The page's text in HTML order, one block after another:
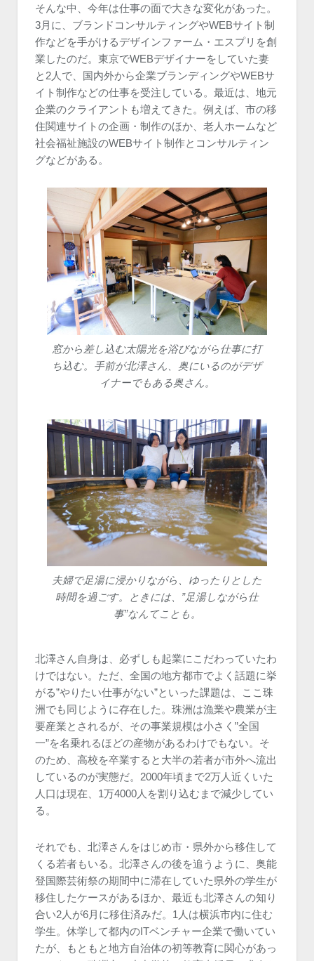
そんな中、今年は仕事の面で大きな変化があった。
3月に、ブランドコンサルティングやWEBサイト制
作などを手がけるデザインファーム・エスプリを創
業したのだ。東京でWEBデザイナーをしていた妻
と2人で、国内外から企業ブランディングやWEBサ
イト制作などの仕事を受注している。最近は、地元
企業のクライアントも増えてきた。例えば、市の移
住関連サイトの企画・制作のほか、老人ホームなど
社会福祉施設のWEBサイト制作とコンサルティン
グなどがある。
窓から差し込む太陽光を浴びながら仕事に打
ち込む。手前が北澤さん、奥にいるのがデザ
イナーでもある奥さん。
夫婦で足湯に浸かりながら、ゆったりとした
時間を過ごす。ときには、”足湯しながら仕
事”なんてことも。
北澤さん自身は、必ずしも起業にこだわっていたわ
けではない。ただ、全国の地方都市でよく話題に挙
がる”やりたい仕事がない”といった課題は、ここ珠
洲でも同じように存在した。珠洲は漁業や農業が主
要産業とされるが、その事業規模は小さく”全国
一”を名乗れるほどの産物があるわけでもない。そ
のため、高校を卒業すると大半の若者が市外へ流出
しているのが実態だ。2000年頃まで2万人近くいた
人口は現在、1万4000人を割り込むまで減少してい
る。
それでも、北澤さんをはじめ市・県外から移住して
くる若者もいる。北澤さんの後を追うように、奥能
登国際芸術祭の期間中に滞在していた県外の学生が
移住したケースがあるほか、最近も北澤さんの知り
合い2人が6月に移住済みだ。1人は横浜市内に住む
学生。休学して都内のITベンチャー企業で働いてい
たが、もともと地方自治体の初等教育に関心があっ